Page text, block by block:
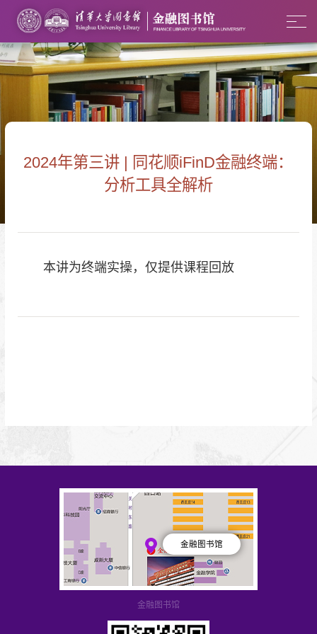
2024年第三讲 | 同花顺iFinD金融终端：
分析工具全解析
本讲为终端实操，仅提供课程回放
金融图书馆
金融图书馆